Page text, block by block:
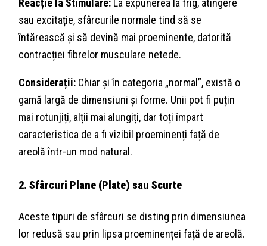
Reacție la Stimulare: La expunerea la frig, atingere
sau excitație, sfârcurile normale tind să se
întărească și să devină mai proeminente, datorită
contracției fibrelor musculare netede.
Considerații: Chiar și în categoria „normal”, există o
gamă largă de dimensiuni și forme. Unii pot fi puțin
mai rotunjiți, alții mai alungiți, dar toți împart
caracteristica de a fi vizibil proeminenți față de
areolă într-un mod natural.
2. Sfârcuri Plane (Plate) sau Scurte
Aceste tipuri de sfârcuri se disting prin dimensiunea
lor redusă sau prin lipsa proeminenței față de areolă.